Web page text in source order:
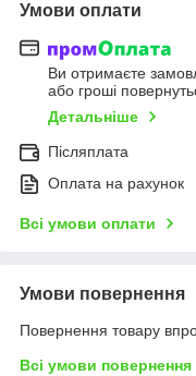
Умови оплати
Ви отримаєте
або гроші
Детальніше
Післяплата
Оплата на рахунок
Всі умови оплати
Умови повернення
Повернення товару
Всі умови повернення